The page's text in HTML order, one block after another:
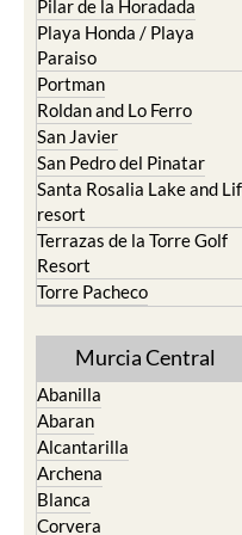
La Union
Los Alcazares
Los Belones
Los Nietos
Los Urrutias
Mar Menor Golf Resort
Pilar de la Horadada
Playa Honda / Playa
Paraiso
Portman
Roldan and Lo Ferro
San Javier
Santa Rosalia Lake and Life
resort
Terrazas de la Torre Golf
Resort
Torre Pacheco
Murcia Central